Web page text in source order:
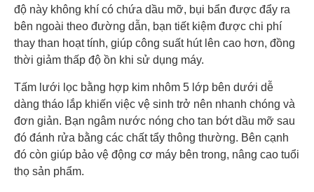
độ này không khí có chứa dầu mỡ, bụi bẩn được đẩy ra
bên ngoài theo đường dẫn, bạn tiết kiệm được chi phí
thay than hoạt tính, giúp công suất hút lên cao hơn, đồng
thời giảm thấp độ ồn khi sử dụng máy.
Tấm lưới lọc bằng hợp kim nhôm 5 lớp bên dưới dễ
dàng tháo lắp khiến việc vệ sinh trở nên nhanh chóng và
đơn giản. Bạn ngâm nước nóng cho tan bớt dầu mỡ sau
đó đánh rửa bằng các chất tẩy thông thường. Bên cạnh
đó còn giúp bảo vệ động cơ máy bên trong, nâng cao tuổi
thọ sản phẩm.